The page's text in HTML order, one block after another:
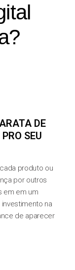
DE
SEU
produto ou
por outros
em em um
na
de aparecer